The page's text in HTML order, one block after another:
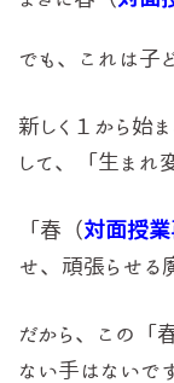
でも、これは子
新しく１から始
して、「生まれ
「春（対面授
せ、頑張らせる
だから、この「
ない手はないで